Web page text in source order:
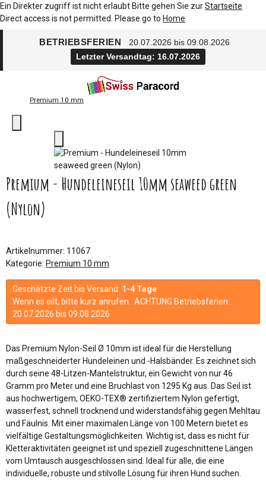
Ein Direkter zugriff ist nicht erlaubt Bitte gehen Sie zurStartseite
Direct access is not permitted. Please go to Home
BETRIEBSFERIEN
20.07.2026 bis 09.08.2026
Letzter Versandtag: 16.07.2026
Premium 10 mm
Premium - Hundeleineseil 10mm seaweed green
(Nylon)
Artikelnummer: 11067
Kategorie: Premium 10 mm
Geschätzte Zeit bis Versand: 1-4 Tage
Wenn es eilt, bitte kurz anrufen. ACHTUNG Betriebsferien:
20.07.2026 bis 09.08.2026
Das Premium Nylon-Seil Ø 10mm ist ideal für die Herstellung
maßgeschneiderter Hundeleinen und -Halsbänder. Es zeichnet sich
durch seine 48-Litzen-Mantelstruktur, ein Gewicht von nur 46
Gramm pro Meter und eine Bruchlast von 1295 Kg aus. Das Seil ist
aus hochwertigem, OEKO-TEX® zertifiziertem Nylon gefertigt,
wasserfest, schnell trocknend und widerstandsfähig gegen Mehltau
und Fäulnis. Mit einer maximalen Länge von 100 Metern bietet es
vielfältige Gestaltungsmöglichkeiten. Wichtig ist, dass es nicht für
Kletteraktivitäten geeignet ist und speziell zugeschnittene Längen
vom Umtausch ausgeschlossen sind. Ideal für alle, die eine
individuelle, robuste und stilvolle Lösung für ihren Hund suchen.